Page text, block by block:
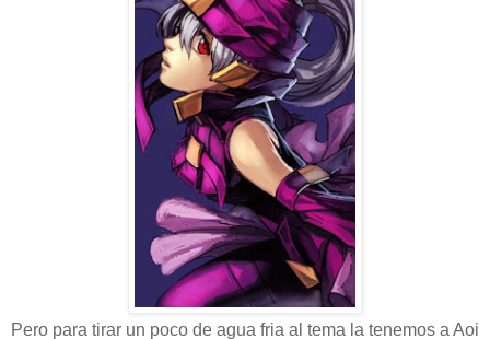
Pero para tirar un poco de agua fria al tema la tenemos a Aoi